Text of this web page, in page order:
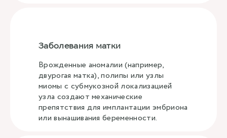
Заболевания матки
Врожденные аномалии (например,
двурогая матка), полипы или узлы
миомы с субмукозной локализацией
узла создают механические
препятствия для имплантации эмбриона
или вынашивания беременности.